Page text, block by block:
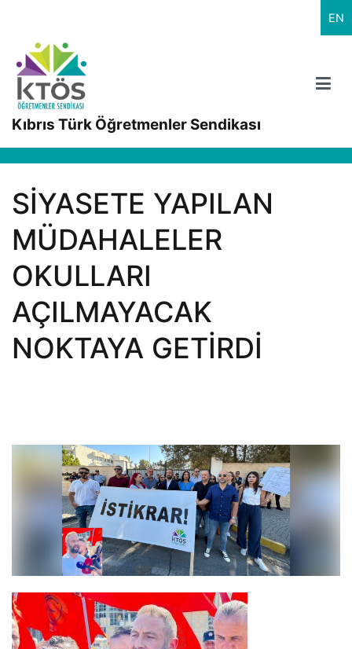
EN
Kıbrıs Türk Öğretmenler Sendikası
SİYASETE YAPILAN
MÜDAHALELER
OKULLARI
AÇILMAYACAK
NOKTAYA GETİRDİ